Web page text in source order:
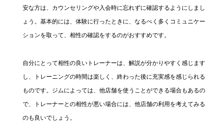
安な方は、カウンセリングや入会時に忘れずに確認するようにしまし
ょう。基本的には、体験に行ったときに、なるべく多くコミュニケー
ションを取って、相性の確認をするのがおすすめです。
自分にとって相性の良いトレーナーは、解説が分かりやすく感じます
し、トレーニングの時間は楽しく、終わった後に充実感を感じられる
ものです。ジムによっては、他店舗を使うことができる場合もあるの
で、トレーナーとの相性が悪い場合には、他店舗の利用を考えてみる
のも良いでしょう。